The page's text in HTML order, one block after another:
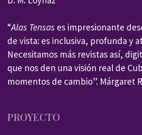
“Alas Tensas es impresionante
de vista: es inclusiva, profunda y
Necesitamos más revistas así,
que nos den una visión real de
momentos de cambio”. Márgaret
PROYECTO